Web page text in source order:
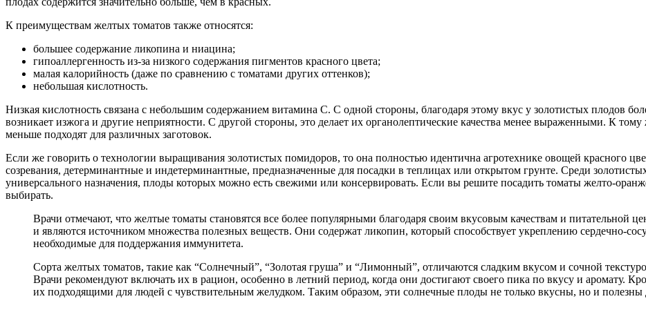
К преимуществам желтых томатов также относятся:
большее содержание ликопина и ниацина;
гипоаллергенность из-за низкого содержания пигментов красного цвета;
малая калорийность (даже по сравнению с томатами других оттенков);
небольшая кислотность.
Низкая кислотность связана с небольшим содержанием витамина C. С одной стороны, благодаря этому вкус у золотистых плодов
возникает изжога и другие неприятности. С другой стороны, это делает их органолептические качества менее выраженными. К
меньше подходят для различных заготовок.
Если же говорить о технологии выращивания золотистых помидоров, то она полностью идентична агротехнике овощей красного
созревания, детерминантные и индетерминантные, предназначенные для посадки в теплицах или открытом грунте. Среди
универсального назначения, плоды которых можно есть свежими или консервировать. Если вы решите посадить томаты желто-
выбирать.
Врачи отмечают, что желтые томаты становятся все более популярными благодаря своим вкусовым качествам и питательной
и являются источником множества полезных веществ. Они содержат ликопин, который способствует укреплению сердечно-
необходимые для поддержания иммунитета.
Сорта желтых томатов, такие как “Солнечный”, “Золотая груша” и “Лимонный”, отличаются сладким вкусом и сочной
Врачи рекомендуют включать их в рацион, особенно в летний период, когда они достигают своего пика по вкусу и аромату.
их подходящими для людей с чувствительным желудком. Таким образом, эти солнечные плоды не только вкусны, но и полезны